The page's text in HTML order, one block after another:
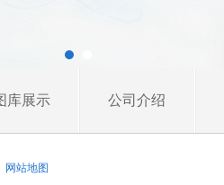
库展示 公司介绍
网站地图